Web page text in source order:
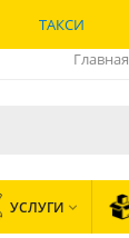
ТАКСИ
Главная
УСЛУГИ 